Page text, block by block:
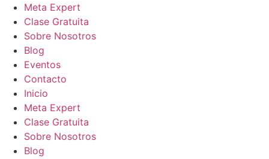
Meta Expert
Clase Gratuita
Sobre Nosotros
Blog
Eventos
Contacto
Inicio
Meta Expert
Clase Gratuita
Sobre Nosotros
Blog